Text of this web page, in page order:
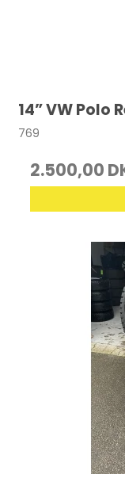
14” VW Polo
769
2.500,00